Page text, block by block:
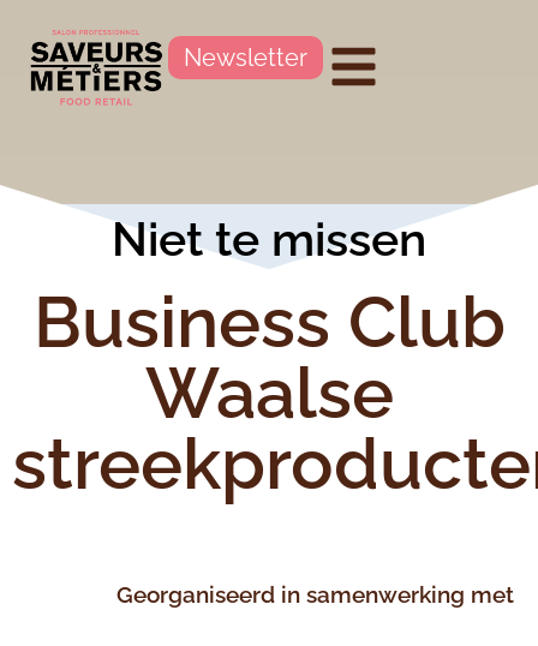
Newsletter
Niet te missen
Business Club
Waalse
Georganiseerd in samenwerking met